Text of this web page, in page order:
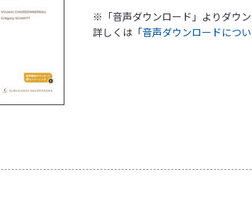
※「音声ダウンロード」よりダウ
詳しくは「音声ダウンロードにつ